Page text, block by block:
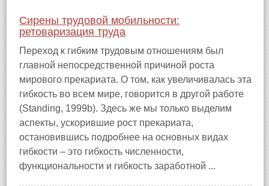
Сирены трудовой мобильности:
ретоваризация труда
Переход к гибким трудовым отношениям был
главной непосредственной причиной роста
мирового прекариата. О том, как увеличивалась эта
гибкость во всем мире, говорится в другой работе
(Standing, 1999b). Здесь же мы только выделим
аспекты, ускорившие рост прекариата,
остановившись подробнее на основных видах
гибкости – это гибкость численности,
функциональности и гибкость заработной ...